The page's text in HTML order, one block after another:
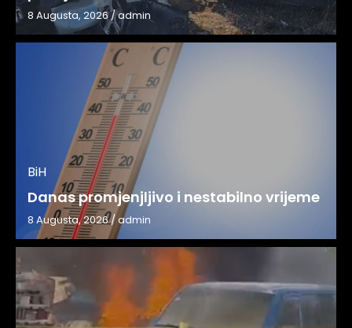
8 Augusta, 2026/admin
BiH
Danas promjenjljivo i nestabilno vrijeme
8 Augusta, 2026/admin